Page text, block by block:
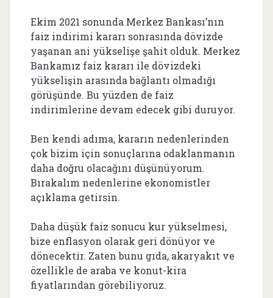
Ekim 2021 sonunda Merkez Bankası’nın
faiz indirimi kararı sonrasında dövizde
yaşanan ani yükselişe şahit olduk. Merkez
Bankamız faiz kararı ile dövizdeki
yükselişin arasında bağlantı olmadığı
görüşünde. Bu yüzden de faiz
indirimlerine devam edecek gibi duruyor.
Ben kendi adıma, kararın nedenlerinden
çok bizim için sonuçlarına odaklanmanın
daha doğru olacağını düşünüyorum.
Bırakalım nedenlerine ekonomistler
açıklama getirsin.
Daha düşük faiz sonucu kur yükselmesi,
bize enflasyon olarak geri dönüyor ve
dönecektir. Zaten bunu gıda, akaryakıt ve
özellikle de araba ve konut-kira
fiyatlarından görebiliyoruz.